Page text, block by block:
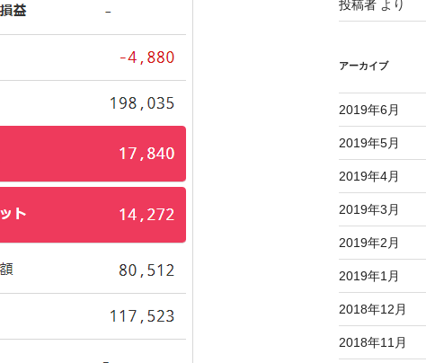
投稿者より
アーカイブ
2019年6月
2019年5月
2019年4月
2019年3月
2019年2月
2019年1月
2018年12月
2018年11月